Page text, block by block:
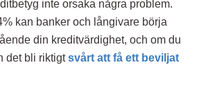
inte orsaka några problem.
kan banker och långivare börja
din kreditvärdighet, och om du
det bli riktigtsvårt att få ett beviljat